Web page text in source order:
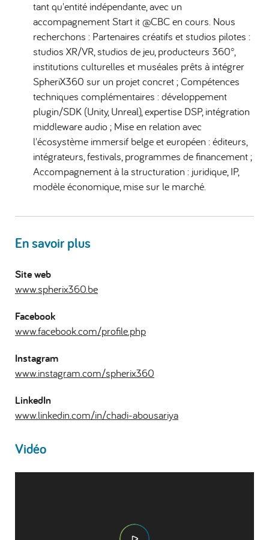
tant qu'entité indépendante, avec un
accompagnement Start it @CBC en cours. Nous
recherchons : Partenaires créatifs et studios pilotes :
studios XR/VR, studios de jeu, producteurs 360°,
institutions culturelles et muséales prêts à intégrer
SpheriX360 sur un projet concret ; Compétences
techniques complémentaires : développement
plugin/SDK (Unity, Unreal), expertise DSP, intégration
middleware audio ; Mise en relation avec
l'écosystème immersif belge et européen : éditeurs,
intégrateurs, festivals, programmes de financement ;
Accompagnement à la structuration : juridique, IP,
modèle économique, mise sur le marché.
En savoir plus
Site web
www.spherix360.be
Facebook
www.facebook.com/profile.php
Instagram
www.instagram.com/spherix360
LinkedIn
www.linkedin.com/in/chadi-abousariya
Vidéo